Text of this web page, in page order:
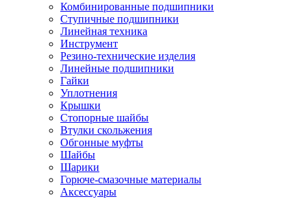
Комбинированные подшипники
Ступичные подшипники
Линейная техника
Инструмент
Резино-технические изделия
Линейные подшипники
Гайки
Уплотнения
Крышки
Стопорные шайбы
Втулки скольжения
Обгонные муфты
Шайбы
Шарики
Горюче-смазочные материалы
Аксессуары